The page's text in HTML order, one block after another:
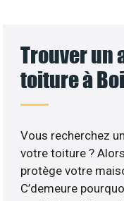
Trouver un
toiture à
Vous recherchez
votre toiture ?
protège votre
C’demeure